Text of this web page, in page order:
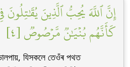
إِنَّ ٱللَّهَ يُحِبُّ ٱلَّذِينَ
كَأَنَّهُم بُنۡيَٰنٞ مَّرۡصُوصٞ [٤]
যিসকলে তেওঁৰ পথত